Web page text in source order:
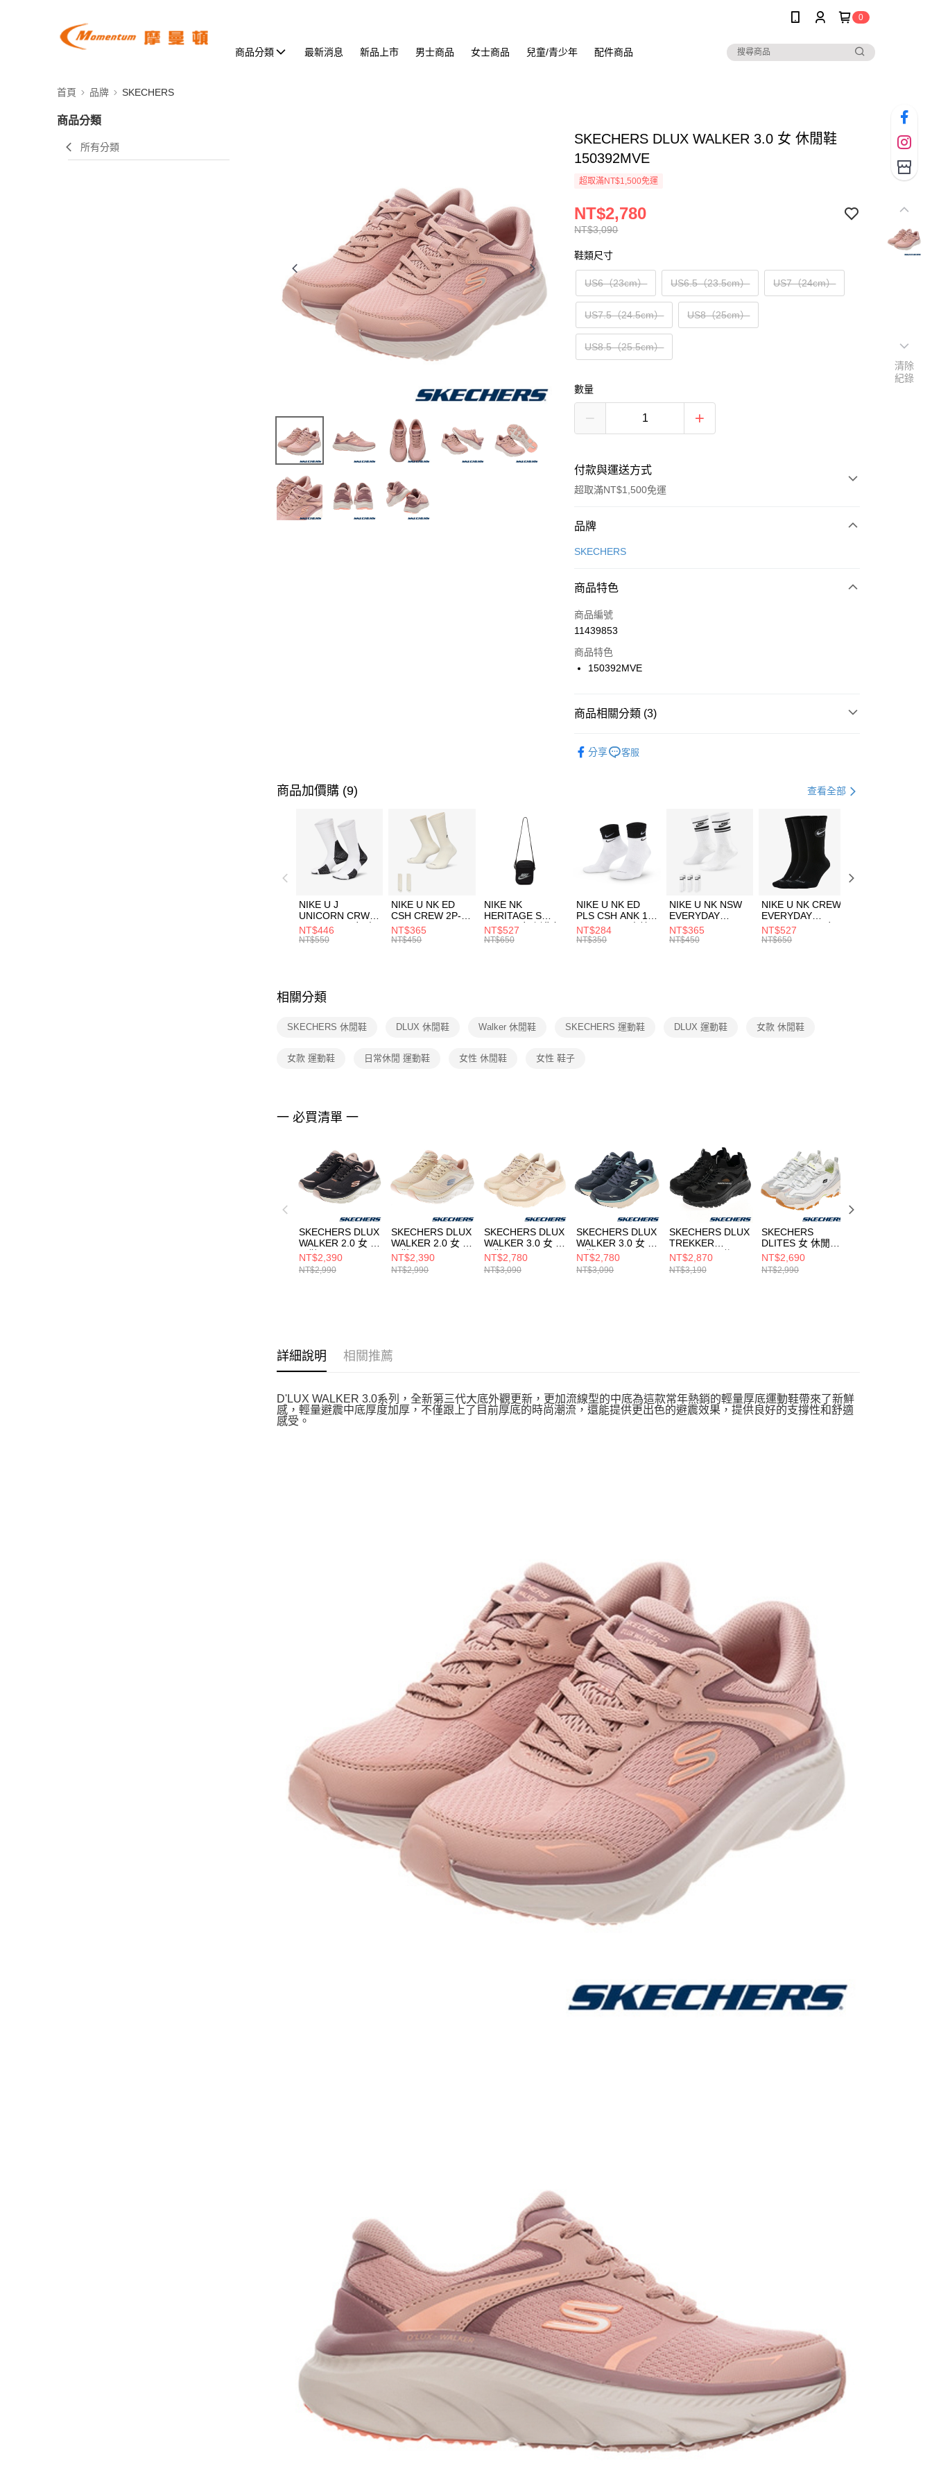
0
商品分類 最新消息 新品上市 男士商品 女士商品 兒童/青少年 配件商品
首頁 品牌 SKECHERS
商品分類
所有分類
SKECHERS DLUX WALKER 3.0 女 休閒鞋
150392MVE
超取滿NT$1,500免運
NT$3,090
NT$2,780
鞋類尺寸
US6（23cm） US6.5（23.5cm） US7（24cm）
US7.5（24.5cm） US8（25cm）
US8.5（25.5cm）
數量
付款與運送方式
超取滿NT$1,500免運
付款方式
信用卡一次付款
合作金庫商業銀行
華南商業銀行
上海商業儲蓄銀行
國泰世華商業銀行
聯邦商業銀行
台新國際商業銀行
LINE Pay
Apple Pay
【關於「AFTEE先享後付」】
３．安心：先確認商品／服務後，再付款。
【「AFTEE先享後付」結帳流程】
１．於結帳方式選擇「AFTEE先享後付」後，將跳轉至「AFTEE先享後
付」結帳頁面，進行簡訊認證並確認金額後，即可完成結帳。
２．訂單成立數日內，您將收到繳費通知簡訊。
３．收到繳費通知簡訊後14天內，點擊此簡訊中的連結，可透過四大超商
／ATM／網路銀行／等多元方式進行付款，方視為交易完成。
※ 請注意：結帳手續完成當下不需立刻繳費，但若您需要取消訂單，請聯
絡購買商品的店家。未經商家同意取消之訂單仍視為有效，需透過AFTEE
先享後付繳納相關費用。
１．透過由恩沛科技股份有限公司提供之「AFTEE先享後付」服務完成之
交易，需依本服務之必要範圍內提供個人資料，並將交易相關給付款項請
５．嚴禁一人註冊多個帳號或使用他人資訊註冊。若發現惡意使用之情
形，恩沛科技股份有限公司將有權停止該用戶之使用額度並採取法律行
動。
每筆NT$100，滿NT$1,500(含以上)免運費
每筆NT$100，滿NT$1,500(含以上)免運費
付款後門市自取
每筆NT$100，滿NT$1,500(含以上)免運費
品牌
SKECHERS
商品特色
商品編號
11439853
商品特色
150392MVE
商品相關分類 (3)
分享 客服
商品加價購 (9) 查看全部
NIKE U J
UNICORN CRW
1PR -160 男女 中
統襪 FZ3393100
NT$446
NT$550
NIKE U NK ED
CSH CREW 2P-
144 EMBRDY 男
女 短統襪
NT$365
NT$450
NIKE NK
HERITAGE S
SMIT 男女 側背包
BA5871010
NT$527
NT$650
NIKE U NK ED
PLS CSH ANK 1P
144 DBL 男 中統
襪 DH4058104
NT$284
NT$350
NIKE U NK NSW
EVERYDAY
ESSENTIAL CR
男女 短統襪
NT$365
NT$450
NIKE U NK CREW
EVERYDAY
BBALL 3PR 男女
長統襪
NT$527
NT$650
相關分類
SKECHERS 休閒鞋 DLUX 休閒鞋 Walker 休閒鞋 SKECHERS 運動鞋 DLUX 運動鞋 女款 休閒鞋
女款 運動鞋 日常休閒 運動鞋 女性 休閒鞋 女性 鞋子
一 必買清單 一
SKECHERS DLUX
WALKER 2.0 女 休
閒鞋 150104PEW
NT$2,390
NT$2,990
SKECHERS DLUX
WALKER 2.0 女 休
閒鞋 150104NTPK
NT$2,390
NT$2,990
SKECHERS DLUX
WALKER 3.0 女 休
閒鞋 150392NAT
NT$2,780
NT$3,090
SKECHERS DLUX
WALKER 3.0 女 休
閒鞋 150392NVBL
NT$2,780
NT$3,090
SKECHERS DLUX
TREKKER
SANDAL 男 休閒
鞋 237639BBK
NT$2,870
NT$3,190
SKECHERS
DLITES 女 休閒鞋
150556WGY
NT$2,690
NT$2,990
詳細說明 相關推薦
D'LUX WALKER 3.0系列，全新第三代大底外觀更新，更加流線型的中底為這款常年熱銷的輕量厚底運動鞋帶來了新鮮
感，輕量避震中底厚度加厚，不僅跟上了目前厚底的時尚潮流，還能提供更出色的避震效果，提供良好的支撐性和舒適
感受。
清除
紀錄